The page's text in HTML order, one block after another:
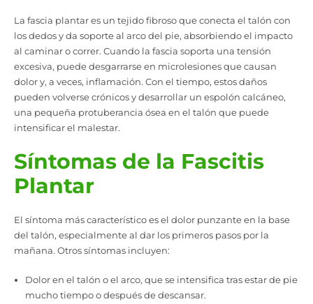
La fascia plantar es un tejido fibroso que conecta el talón con
los dedos y da soporte al arco del pie, absorbiendo el impacto
al caminar o correr. Cuando la fascia soporta una tensión
excesiva, puede desgarrarse en microlesiones que causan
dolor y, a veces, inflamación. Con el tiempo, estos daños
pueden volverse crónicos y desarrollar un espolón calcáneo,
una pequeña protuberancia ósea en el talón que puede
intensificar el malestar.
Síntomas de la Fascitis
Plantar
El síntoma más característico es el dolor punzante en la base
del talón, especialmente al dar los primeros pasos por la
mañana. Otros síntomas incluyen:
Dolor en el talón o el arco, que se intensifica tras estar de pie
mucho tiempo o después de descansar.